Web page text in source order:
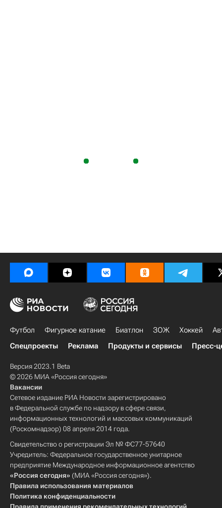
Футбол Фигурное катание Биатлон ЗОЖ Хоккей
Спецпроекты
Реклама Продукты и сервисы Пресс-
Версия 2023.1 Beta
© 2026 МИА «Россия сегодня»
Вакансии
Сетевое издание РИА Новости зарегистрировано
в Федеральной службе по надзору в сфере связи,
информационных технологий и массовых коммуникаций
(Роскомнадзор) 08 апреля 2014 года.
Свидетельство о регистрации Эл № ФС77-57640
Учредитель: Федеральное государственное унитарное
предприятие Международное информационное агентство
«Россия сегодня» (МИА «Россия сегодня»).
Правила использования материалов
Политика конфиденциальности